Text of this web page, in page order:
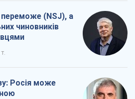
переможе (NSJ), а
чиновників
Росія може